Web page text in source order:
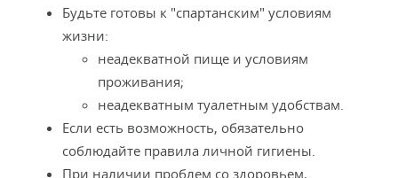
Будьте готовы к "спартанским" условиям
жизни:
неадекватной пище и условиям
проживания;
неадекватным туалетным удобствам.
Если есть возможность, обязательно
соблюдайте правила личной гигиены.
При наличии проблем со здоровьем,